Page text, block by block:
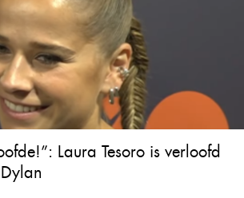
Laura Tesoro is verloofd